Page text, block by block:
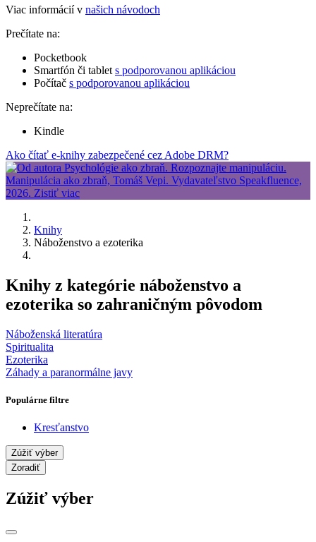
Viac informácií v našich návodoch
Prečítate na:
Pocketbook
Smartfón či tablet s podporovanou aplikáciou
Počítač s podporovanou aplikáciou
Neprečítate na:
Kindle
Ako čítať e-knihy zabezpečené cez Adobe DRM?
Knihy
Náboženstvo a ezoterika
Knihy z kategórie náboženstvo a
ezoterika so zahraničným pôvodom
Náboženská literatúra
Spiritualita
Ezoterika
Záhady a paranormálne javy
Populárne filtre
Kresťanstvo
Zúžiť výber
Zoradiť
Zúžiť výber